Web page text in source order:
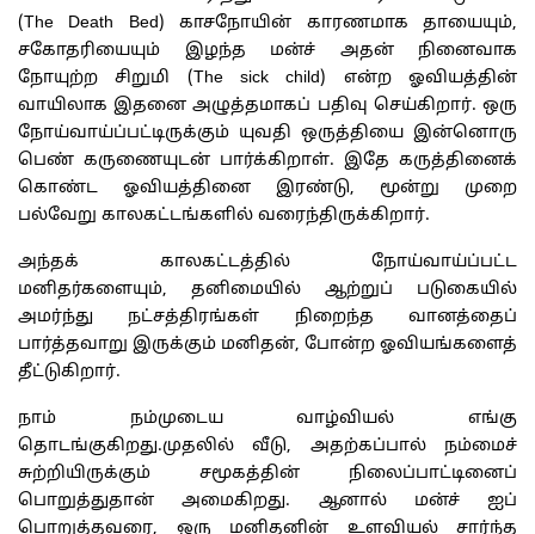
(The Death Bed) காசநோயின் காரணமாக தாயையும்,
சகோதரியையும் இழந்த மன்ச் அதன் நினைவாக
நோயுற்ற சிறுமி (The sick child) என்ற ஓவியத்தின்
வாயிலாக இதனை அழுத்தமாகப் பதிவு செய்கிறார். ஒரு
நோய்வாய்ப்பட்டிருக்கும் யுவதி ஒருத்தியை இன்னொரு
பெண் கருணையுடன் பார்க்கிறாள். இதே கருத்தினைக்
கொண்ட ஓவியத்தினை இரண்டு, மூன்று முறை
பல்வேறு காலகட்டங்களில் வரைந்திருக்கிறார்.
அந்தக் காலகட்டத்தில் நோய்வாய்ப்பட்ட
மனிதர்களையும், தனிமையில் ஆற்றுப் படுகையில்
அமர்ந்து நட்சத்திரங்கள் நிறைந்த வானத்தைப்
பார்த்தவாறு இருக்கும் மனிதன், போன்ற ஓவியங்களைத்
தீட்டுகிறார்.
நாம் நம்முடைய வாழ்வியல் எங்கு
தொடங்குகிறது.முதலில் வீடு, அதற்கப்பால் நம்மைச்
சுற்றியிருக்கும் சமூகத்தின் நிலைப்பாட்டினைப்
பொறுத்துதான் அமைகிறது. ஆனால் மன்ச் ஐப்
பொறுத்தவரை, ஒரு மனிதனின் உளவியல் சார்ந்த